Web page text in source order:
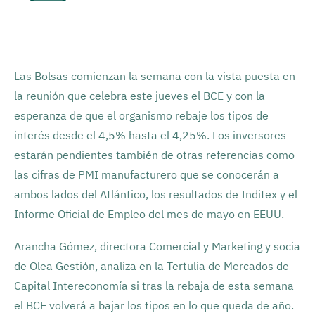
Las Bolsas comienzan la semana con la vista puesta en
la reunión que celebra este jueves el BCE y con la
esperanza de que el organismo rebaje los tipos de
interés desde el 4,5% hasta el 4,25%. Los inversores
estarán pendientes también de otras referencias como
las cifras de PMI manufacturero que se conocerán a
ambos lados del Atlántico, los resultados de Inditex y el
Informe Oficial de Empleo del mes de mayo en EEUU.
Arancha Gómez, directora Comercial y Marketing y socia
de Olea Gestión, analiza en la Tertulia de Mercados de
Capital Intereconomía si tras la rebaja de esta semana
el BCE volverá a bajar los tipos en lo que queda de año.